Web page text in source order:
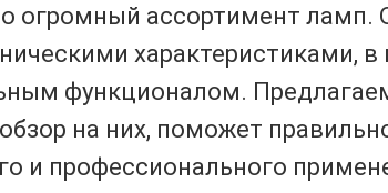
огромный ассортимент ламп.
характеристиками, в
функционалом.
на них, поможет
и профессионального